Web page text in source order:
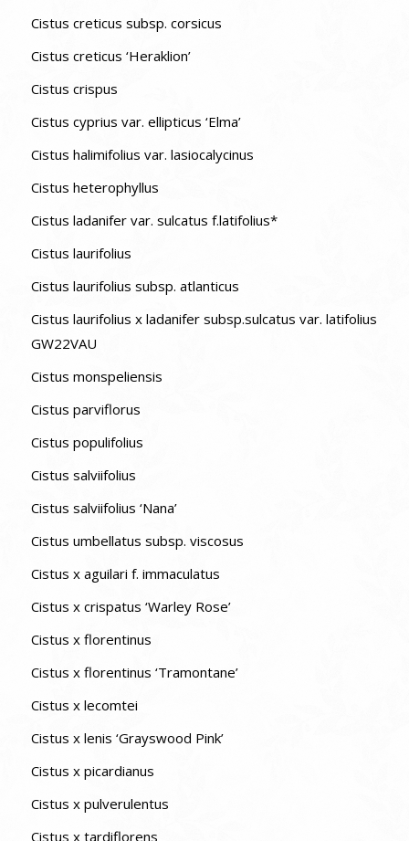
Cistus creticus subsp. corsicus
Cistus creticus ‘Heraklion’
Cistus crispus
Cistus cyprius var. ellipticus ‘Elma’
Cistus halimifolius var. lasiocalycinus
Cistus heterophyllus
Cistus ladanifer var. sulcatus f.latifolius*
Cistus laurifolius
Cistus laurifolius subsp. atlanticus
Cistus laurifolius x ladanifer subsp.sulcatus var. latifolius
GW22VAU
Cistus monspeliensis
Cistus parviflorus
Cistus populifolius
Cistus salviifolius
Cistus salviifolius ‘Nana’
Cistus umbellatus subsp. viscosus
Cistus x aguilari f. immaculatus
Cistus x crispatus ‘Warley Rose’
Cistus x florentinus
Cistus x florentinus ‘Tramontane’
Cistus x lecomtei
Cistus x lenis ‘Grayswood Pink’
Cistus x picardianus
Cistus x pulverulentus
Cistus x tardiflorens